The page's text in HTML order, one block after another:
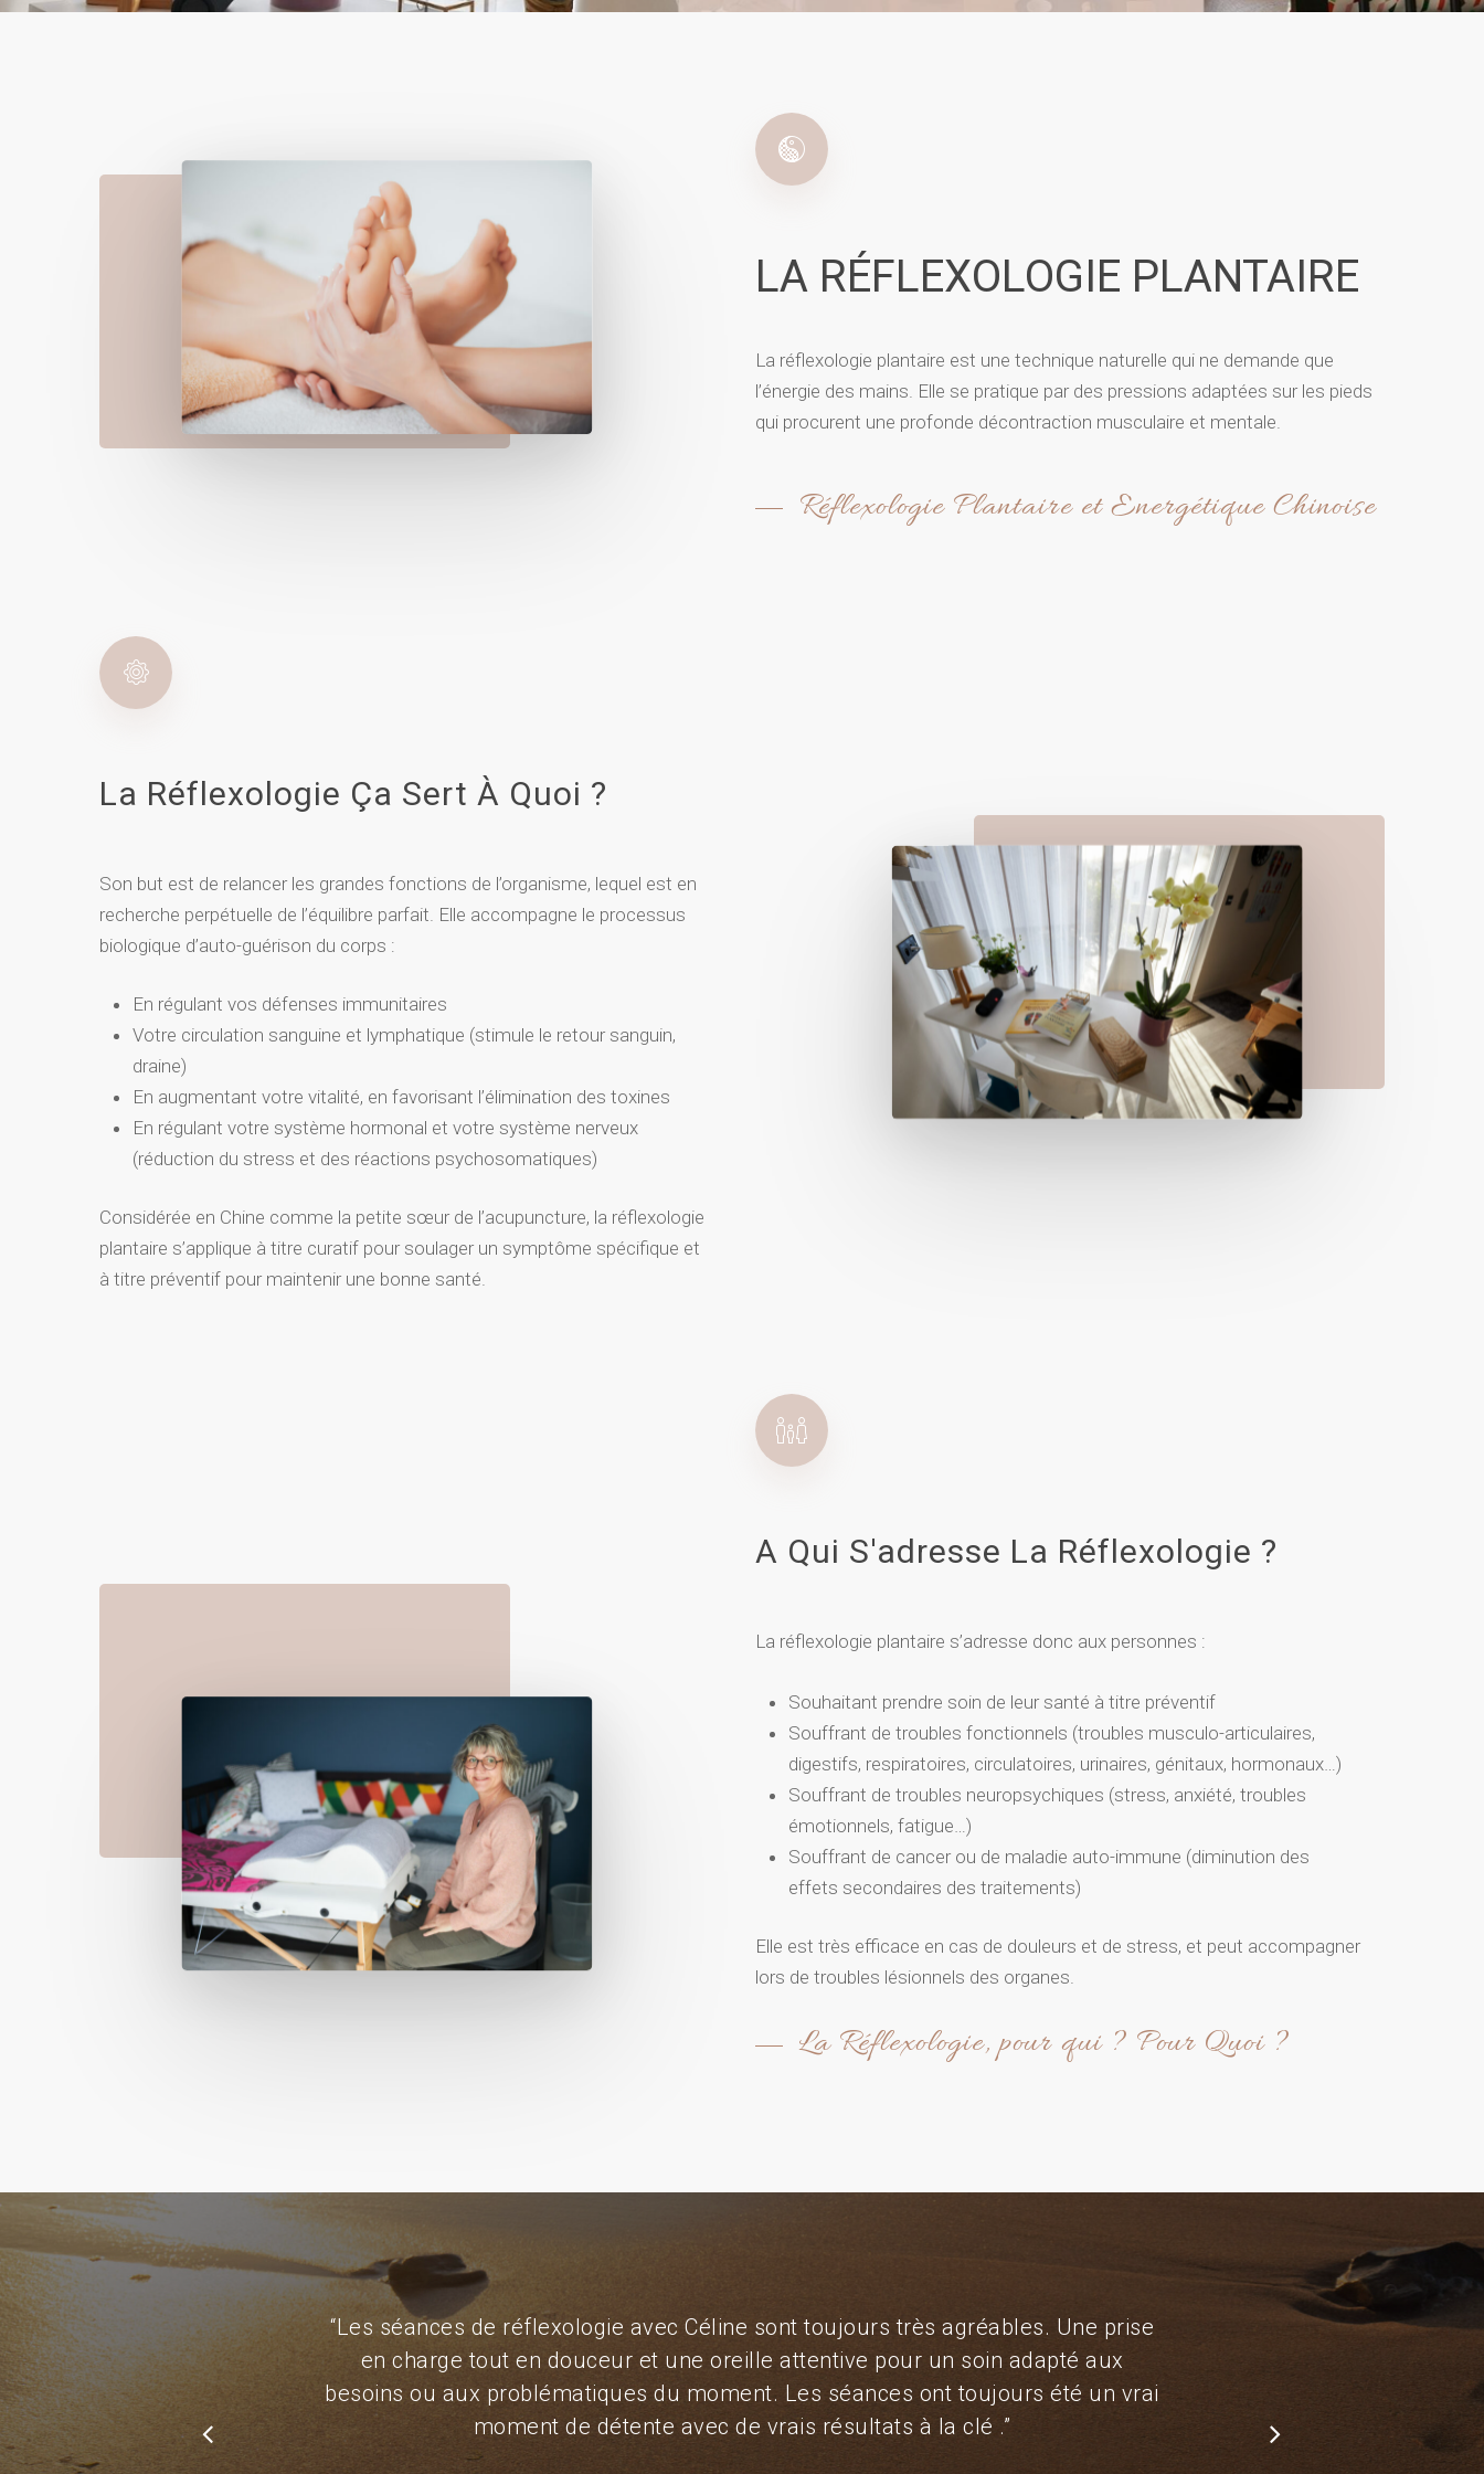
LA RÉFLEXOLOGIE PLANTAIRE
La réflexologie plantaire est une technique naturelle qui ne demande que
l’énergie des mains. Elle se pratique par des pressions adaptées sur les pieds
qui procurent une profonde décontraction musculaire et mentale.
Réflexologie Plantaire et Energétique Chinoise
La Réflexologie Ça Sert À Quoi ?
Son but est de relancer les grandes fonctions de l’organisme, lequel est en
recherche perpétuelle de l’équilibre parfait. Elle accompagne le processus
biologique d’auto-guérison du corps :
En régulant vos défenses immunitaires
Votre circulation sanguine et lymphatique (stimule le retour sanguin,
draine)
En augmentant votre vitalité, en favorisant l’élimination des toxines
En régulant votre système hormonal et votre système nerveux
(réduction du stress et des réactions psychosomatiques)
Considérée en Chine comme la petite sœur de l’acupuncture, la réflexologie
plantaire s’applique à titre curatif pour soulager un symptôme spécifique et
à titre préventif pour maintenir une bonne santé.
A Qui S'adresse La Réflexologie ?
La réflexologie plantaire s’adresse donc aux personnes :
Souhaitant prendre soin de leur santé à titre préventif
Souffrant de troubles fonctionnels (troubles musculo-articulaires,
digestifs, respiratoires, circulatoires, urinaires, génitaux, hormonaux…)
Souffrant de troubles neuropsychiques (stress, anxiété, troubles
émotionnels, fatigue…)
Souffrant de cancer ou de maladie auto-immune (diminution des
effets secondaires des traitements)
Elle est très efficace en cas de douleurs et de stress, et peut accompagner
lors de troubles lésionnels des organes.
La Réflexologie, pour qui ? Pour Quoi ?
“Les séances de réflexologie avec Céline sont toujours très agréables. Une prise
en charge tout en douceur et une oreille attentive pour un soin adapté aux
besoins ou aux problématiques du moment. Les séances ont toujours été un vrai
moment de détente avec de vrais résultats à la clé .”